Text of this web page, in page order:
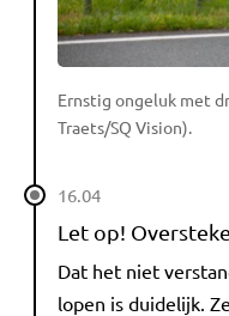
Ernstig ongeluk met
Traets/SQ Vision).
16.04
Let op!
Dat het niet
lopen is duidelijk.